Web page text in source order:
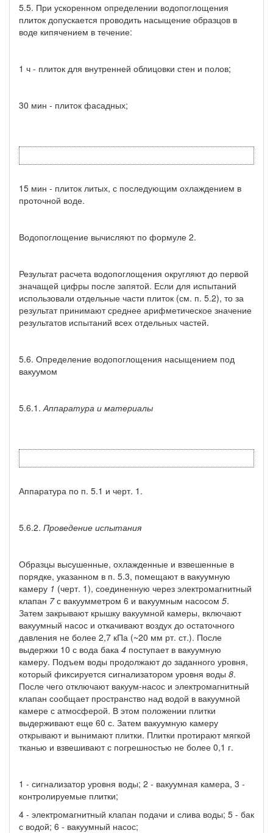
5.5. При ускоренном определении водопоглощения
плиток допускается проводить насыщение образцов в
воде кипячением в течение:
1 ч - плиток для внутренней облицовки стен и полов;
30 мин - плиток фасадных;
15 мин - плиток литых, с последующим охлаждением в
проточной воде.
Водопоглощение вычисляют по формуле 2.
Результат расчета водопоглощения округляют до первой
значащей цифры после запятой. Если для испытаний
использовали отдельные части плиток (см. п. 5.2), то за
результат принимают среднее арифметическое значение
результатов испытаний всех отдельных частей.
5.6. Определение водопоглощения насыщением под
вакуумом
5.6.1. Аппаратура и материалы
Аппаратура по п. 5.1 и черт. 1.
5.6.2. Проведение испытания
Образцы высушенные, охлажденные и взвешенные в
порядке, указанном в п. 5.3, помещают в вакуумную
камеру 1 (черт. 1), соединенную через электромагнитный
клапан 7с вакуумметром 6 и вакуумным насосом 5.
Затем закрывают крышку вакуумной камеры, включают
вакуумный насос и откачивают воздух до остаточного
давления не более 2,7 кПа (~20 мм рт. ст.). После
выдержки 10 с вода бака 4 поступает в вакуумную
камеру. Подъем воды продолжают до заданного уровня,
который фиксируется сигнализатором уровня воды 8.
После чего отключают вакуум-насос и электромагнитный
клапан сообщает пространство над водой в вакуумной
камере с атмосферой. В этом положении плитки
выдерживают еще 60 с. Затем вакуумную камеру
открывают и вынимают плитки. Плитки протирают мягкой
тканью и взвешивают с погрешностью не более 0,1 г.
1 - сигнализатор уровня воды; 2 - вакуумная камера, 3 -
контролируемые плитки;
4 - электромагнитный клапан подачи и слива воды; 5 - бак
с водой; 6 - вакуумный насос;